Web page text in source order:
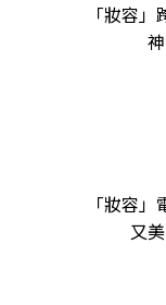
「妝容
就愛仿妝「妝容
又